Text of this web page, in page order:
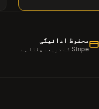
محفوظ ادائیگی
Stripe کے ذریعے چلتا ہے